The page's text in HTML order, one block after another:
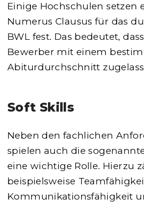
Einige Hochschulen setzen
Numerus Clausus für das
BWL fest. Das bedeutet,
Bewerber mit einem
Abiturdurchschnitt
Soft Skills
Neben den fachlichen
spielen auch die
eine wichtige Rolle. Hierzu
beispielsweise
Kommunikationsfähigkeit